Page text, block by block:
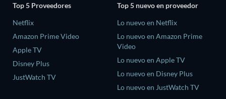
Top 5 Proveedores
Netflix
Amazon Prime Video
Apple TV
Disney Plus
JustWatch TV
Top 5 nuevo en proveedor
Lo nuevo en Netflix
Lo nuevo en Amazon Prime
Video
Lo nuevo en Apple TV
Lo nuevo en Disney Plus
Lo nuevo en JustWatch TV